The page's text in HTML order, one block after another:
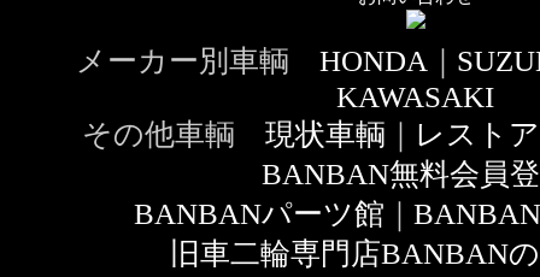
メーカー別車輌 HONDA
KAWASAKI
その他車輌 現状車輌
レスト
BANBAN無料会員
BANBANパーツ館
旧車二輪専門店BANBAN